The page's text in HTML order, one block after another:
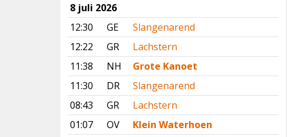
8 juli 2026
12:30
GE
Slangenarend
12:22
GR
Lachstern
11:38
NH
Grote Kanoet
11:30
DR
Slangenarend
08:43
GR
Lachstern
01:07
OV
Klein Waterhoen